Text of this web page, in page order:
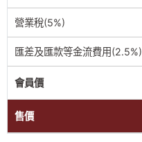
營業稅(5%)
匯差及匯款等金流費用(2.5%)
會員價
售價